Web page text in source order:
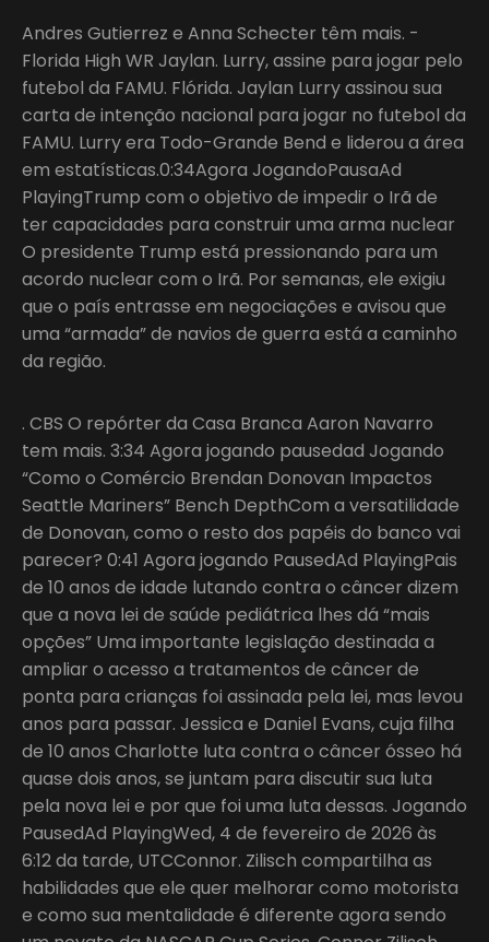
Andres Gutierrez e Anna Schecter têm mais. -
Florida High WR Jaylan. Lurry, assine para jogar pelo
futebol da FAMU. Flórida. Jaylan Lurry assinou sua
carta de intenção nacional para jogar no futebol da
FAMU. Lurry era Todo-Grande Bend e liderou a área
em estatísticas.0:34Agora JogandoPausaAd
PlayingTrump com o objetivo de impedir o Irã de
ter capacidades para construir uma arma nuclear
O presidente Trump está pressionando para um
acordo nuclear com o Irã. Por semanas, ele exigiu
que o país entrasse em negociações e avisou que
uma “armada” de navios de guerra está a caminho
da região.
. CBS O repórter da Casa Branca Aaron Navarro
tem mais. 3:34 Agora jogando pausedad Jogando
“Como o Comércio Brendan Donovan Impactos
Seattle Mariners” Bench DepthCom a versatilidade
de Donovan, como o resto dos papéis do banco vai
parecer? 0:41 Agora jogando PausedAd PlayingPais
de 10 anos de idade lutando contra o câncer dizem
que a nova lei de saúde pediátrica lhes dá “mais
opções” Uma importante legislação destinada a
ampliar o acesso a tratamentos de câncer de
ponta para crianças foi assinada pela lei, mas levou
anos para passar. Jessica e Daniel Evans, cuja filha
de 10 anos Charlotte luta contra o câncer ósseo há
quase dois anos, se juntam para discutir sua luta
pela nova lei e por que foi uma luta dessas. Jogando
PausedAd PlayingWed, 4 de fevereiro de 2026 às
6:12 da tarde, UTCConnor. Zilisch compartilha as
habilidades que ele quer melhorar como motorista
e como sua mentalidade é diferente agora sendo